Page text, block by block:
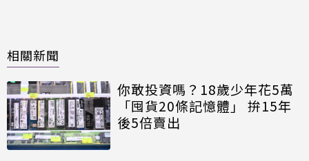
相關新聞
你敢投資嗎？18歲少年花5萬
「囤貨20條記憶體」 拚15年
後5倍賣出